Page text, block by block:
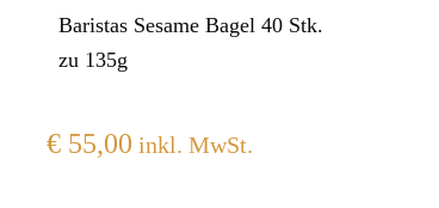
Baristas Sesame Bagel 40 Stk.
zu 135g
€55,00 inkl. MwSt.